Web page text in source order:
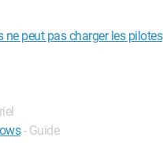
peut pas charger les pilotes
- Guide